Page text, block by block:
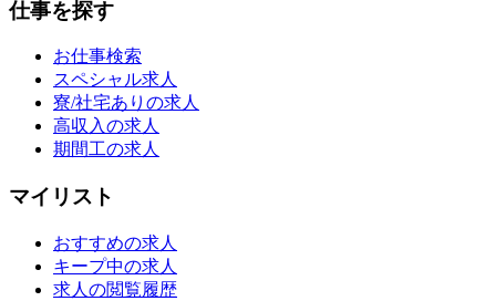
仕事を探す
お仕事検索
スペシャル求人
寮/社宅ありの求人
高収入の求人
期間工の求人
マイリスト
おすすめの求人
キープ中の求人
求人の閲覧履歴